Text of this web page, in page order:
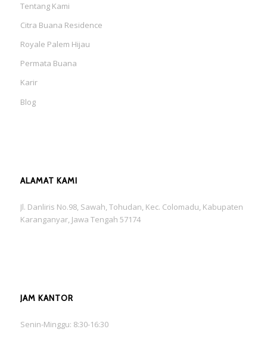
Tentang Kami
Citra Buana Residence
Royale Palem Hijau
Permata Buana
Karir
Blog
ALAMAT KAMI
Jl. Danliris No.98, Sawah, Tohudan, Kec. Colomadu, Kabupaten
Karanganyar, Jawa Tengah 57174
JAM KANTOR
Senin-Minggu: 8:30-16:30